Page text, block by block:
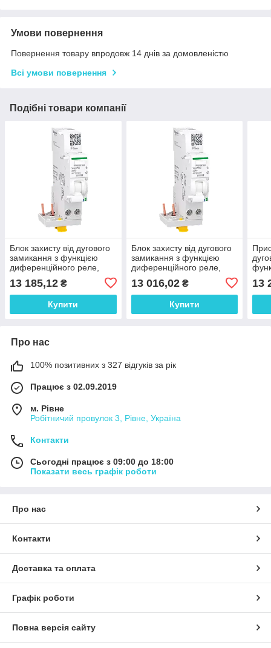
Умови повернення
Повернення товару впродовж 14 днів за домовленістю
Всі умови повернення
Подібні товари компанії
Блок захисту від дугового
замикання з функцією
диференційного реле,
Active VigiARC iC40, 1P+N,
25A, 30мА, A-SI
13 185,12 ₴
Купити
Блок захисту від дугового
замикання з функцією
диференційного реле,
Active VigiARC iC40, 1P+N,
40A, 30мА, A-SI
13 016,02₴
Купити
13
Про нас
100% позитивних з 327 відгуків за рік
Працює з 02.09.2019
м. Рівне
Робітничий провулок 3, Рівне, Україна
Контакти
Сьогодні працює з 09:00 до 18:00
Показати весь графік роботи
Про нас
Контакти
Доставка та оплата
Графік роботи
Повна версія сайту